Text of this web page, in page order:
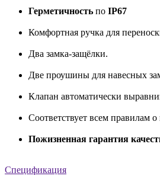
Герметичность по IP67
Комфортная ручка для
Два замка-защёлки.
Две проушины для навесных
Клапан автоматически
Соответствует всем правилам о
Пожизненная гарантия
Спецификация